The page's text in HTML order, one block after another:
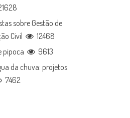
sobre Gestão de
Civil
12468
pipoca
9613
da chuva: projetos
7462